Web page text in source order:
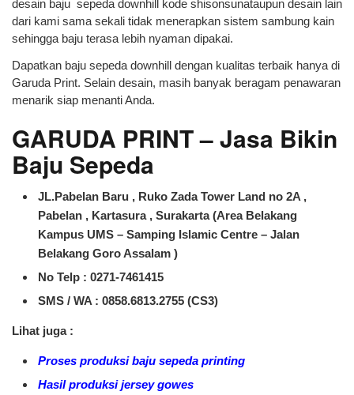
desain baju sepeda downhill kode shisonsunataupun desain lain
dari kami sama sekali tidak menerapkan sistem sambung kain
sehingga baju terasa lebih nyaman dipakai.
Dapatkan baju sepeda downhill dengan kualitas terbaik hanya di
Garuda Print. Selain desain, masih banyak beragam penawaran
menarik siap menanti Anda.
GARUDA PRINT – Jasa Bikin
Baju Sepeda
JL.Pabelan Baru , Ruko Zada Tower Land no 2A ,
Pabelan , Kartasura , Surakarta (Area Belakang
Kampus UMS – Samping Islamic Centre – Jalan
Belakang Goro Assalam )
No Telp : 0271-7461415
SMS / WA : 0858.6813.2755 (CS3)
Lihat juga :
Proses produksi baju sepeda printing
Hasil produksi jersey gowes